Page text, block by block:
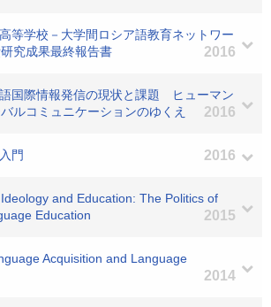
等学校－大学間ロシア語教育ネットワー
究成果最終報告書
2016
国際情報発信の現状と課題 ヒューマン
ルコミュニケーションのゆくえ
2016
門 2016
and Education: The Politics of
Education
2015
Acquisition and Language
2014